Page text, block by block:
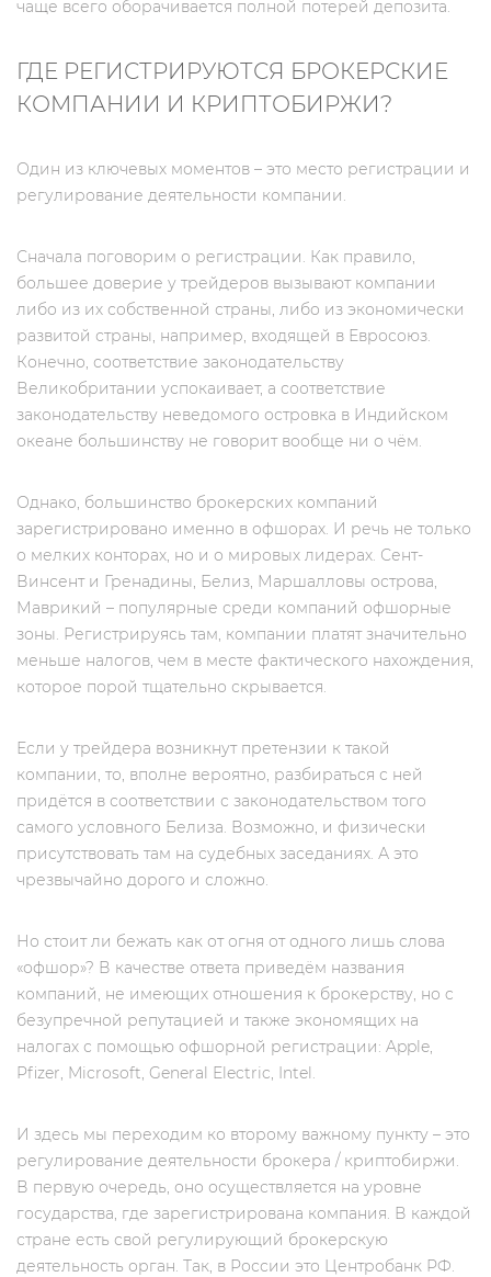
чаще всего оборачивается полной потерей депозита.
ГДЕ РЕГИСТРИРУЮТСЯ БРОКЕРСКИЕ
КОМПАНИИ И КРИПТОБИРЖИ?
Один из ключевых моментов – это место регистрации и
регулирование деятельности компании.
Сначала поговорим о регистрации. Как правило,
большее доверие у трейдеров вызывают компании
либо из их собственной страны, либо из экономически
развитой страны, например, входящей в Евросоюз.
Конечно, соответствие законодательству
Великобритании успокаивает, а соответствие
законодательству неведомого островка в Индийском
океане большинству не говорит вообще ни о чём.
Однако, большинство брокерских компаний
зарегистрировано именно в офшорах. И речь не только
о мелких конторах, но и о мировых лидерах. Сент-
Винсент и Гренадины, Белиз, Маршалловы острова,
Маврикий – популярные среди компаний офшорные
зоны. Регистрируясь там, компании платят значительно
меньше налогов, чем в месте фактического нахождения,
которое порой тщательно скрывается.
Если у трейдера возникнут претензии к такой
компании, то, вполне вероятно, разбираться с ней
придётся в соответствии с законодательством того
самого условного Белиза. Возможно, и физически
присутствовать там на судебных заседаниях. А это
чрезвычайно дорого и сложно.
Но стоит ли бежать как от огня от одного лишь слова
«офшор»? В качестве ответа приведём названия
компаний, не имеющих отношения к брокерству, но c
безупречной репутацией и также экономящих на
налогах с помощью офшорной регистрации: Apple,
Pfizer, Microsoft, General Electric, Intel.
И здесь мы переходим ко второму важному пункту – это
регулирование деятельности брокера / криптобиржи.
В первую очередь, оно осуществляется на уровне
государства, где зарегистрирована компания. В каждой
стране есть свой регулирующий брокерскую
деятельность орган. Так, в России это Центробанк РФ.